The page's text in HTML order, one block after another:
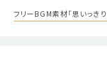
フリーBGM素材「思いっき